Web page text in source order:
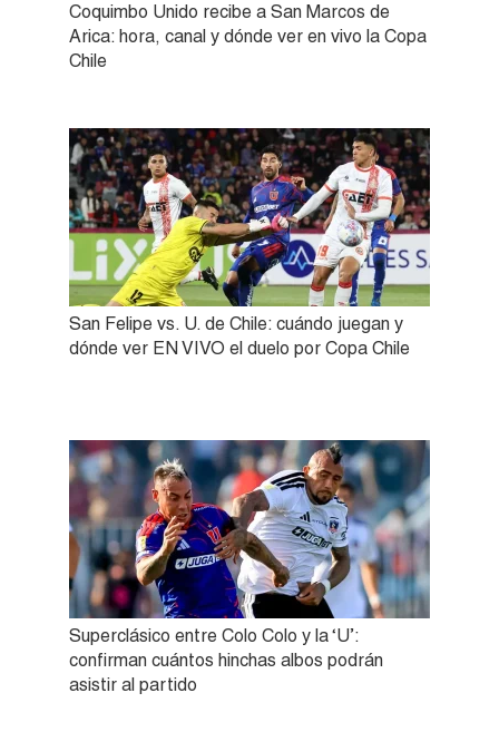
Coquimbo Unido recibe a San Marcos de
Arica: hora, canal y dónde ver en vivo la Copa
Chile
San Felipe vs. U. de Chile: cuándo juegan y
dónde ver EN VIVO el duelo por Copa Chile
Superclásico entre Colo Colo y la ‘U’:
confirman cuántos hinchas albos podrán
asistir al partido